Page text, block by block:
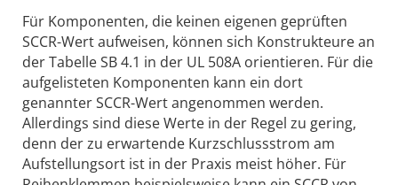
Für Komponenten, die keinen eigenen geprüften
SCCR-Wert aufweisen, können sich Konstrukteure an
der Tabelle SB 4.1 in der UL 508A orientieren. Für die
aufgelisteten Komponenten kann ein dort
genannter SCCR-Wert angenommen werden.
Allerdings sind diese Werte in der Regel zu gering,
denn der zu erwartende Kurzschlussstrom am
Aufstellungsort ist in der Praxis meist höher. Für